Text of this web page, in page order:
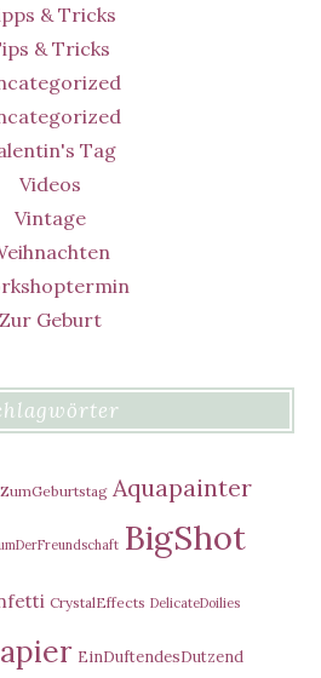
& Tricks
& Tricks
Tag
Videos
Vintage
Zur Geburt
Aquapainter
BigShot
CrystalEffects DelicateDoilies
EinDuftendesDutzend